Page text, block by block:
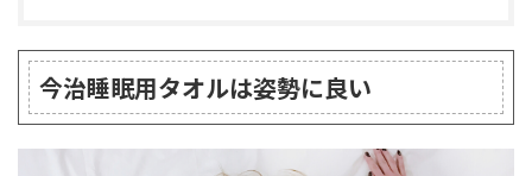
今治睡眠用タオルは姿勢に良い